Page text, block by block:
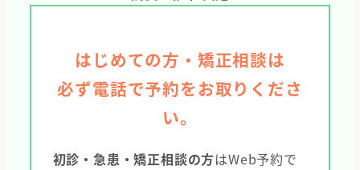
はじめての方・矯正相談は
必ず電話で予約をお取りくださ
い。
初診・急患・矯正相談の方はWeb予約で